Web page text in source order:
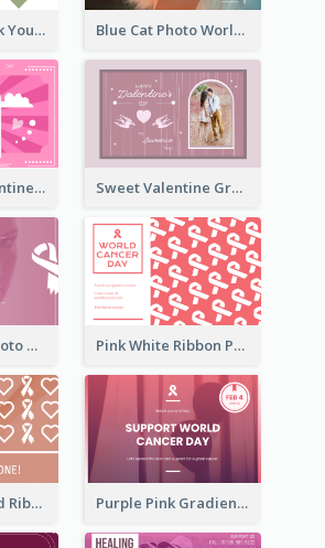
Donation Thank You Card Blue Cat Photo World Wildlife Day Greeting Card
Neon Pink Valentine Greeting Card Design Ideas Sweet Valentine Greeting Card Design Ideas
Pink Woman Photo World Cancer Day Greeting Card Pink White Ribbon Patterns World Cancer Day Greeting Card
Pink Hearts And Ribbon Patterns World Cancer Day Greeting Card Purple Pink Gradient World Cancer Day Greeting Card